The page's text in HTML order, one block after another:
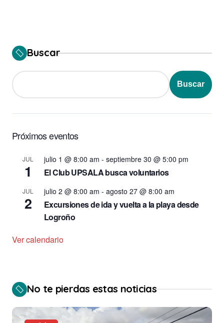
Buscar
Buscar
Próximos eventos
JUL
1
julio 1 @ 8:00 am - septiembre 30 @ 5:00 pm
El Club UPSALA busca voluntarios
JUL
2
julio 2 @ 8:00 am - agosto 27 @ 8:00 am
Excursiones de ida y vuelta a la playa desde
Logroño
Ver calendario
No te pierdas estas noticias